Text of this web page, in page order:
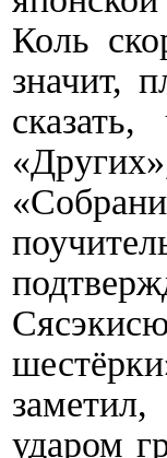
Коль
значит,
ударом